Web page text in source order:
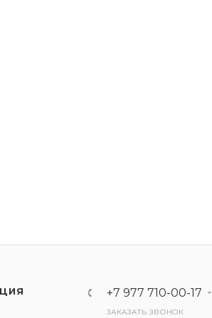
+7 977 710-00-17
ЗАКАЗАТЬ ЗВОНОК